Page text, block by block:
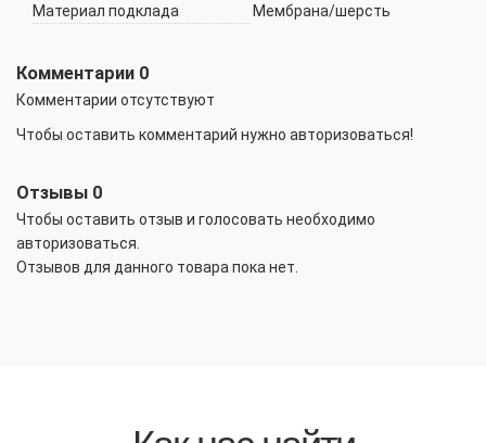
Материал подклада Мембрана/шерсть
Комментарии 0
Комментарии отсутствуют
Чтобы оставить комментарий нужно авторизоваться!
Отзывы 0
Чтобы оcтавить отзыв и голосовать необходимо
авторизоваться.
Отзывов для данного товара пока нет.